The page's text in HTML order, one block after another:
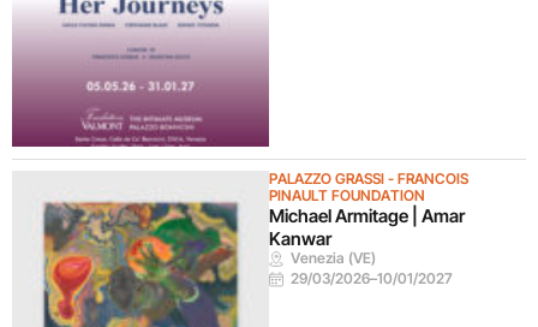
PALAZZO GRASSI - FRANCOIS
PINAULT FOUNDATION
Michael Armitage | Amar
Kanwar
Venezia (VE)
29/03/2026–10/01/2027